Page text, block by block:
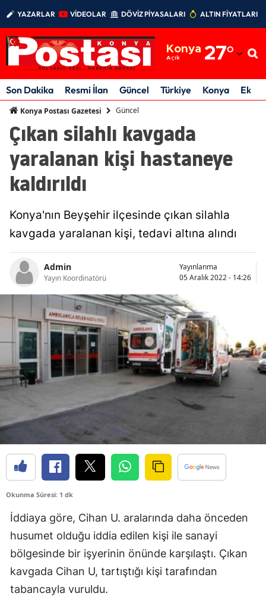
YAZARLAR VİDEOLAR DÖVİZ PİYASALARI ALTIN FİYATLARI
Konya
Açık 27°
Adıyaman
Afyonkarahisar
Amasya
Ankara
Aydın
Balıkesir
Bilecik
Bingöl
Bitlis
Bolu
Burdur
Bursa
Çorum
Diyarbakır
Edirne
Elazığ
Son Dakika Resmi İlan Güncel Türkiye Konya
Konya Postası Gazetesi Güncel
Çıkan silahlı kavgada
yaralanan kişi hastaneye
kaldırıldı
Konya'nın Beyşehir ilçesinde çıkan silahla
kavgada yaralanan kişi, tedavi altına alındı
Admin
Yayın Koordinatörü
Yayınlanma
05 Aralık 2022 - 14:26
Okunma Süresi: 1 dk
İddiaya göre, Cihan U. aralarında daha önceden
husumet olduğu iddia edilen kişi ile sanayi
bölgesinde bir işyerinin önünde karşılaştı. Çıkan
kavgada Cihan U, tartıştığı kişi tarafından
tabancayla vuruldu.